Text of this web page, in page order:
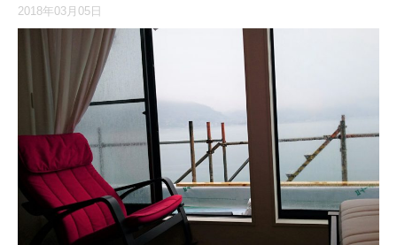
2018年03月05日